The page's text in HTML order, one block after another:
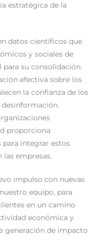
estratégica de la
datos científicos que
y sociales de
su consolidación.
efectiva sobre los
la confianza de los
proporciona
integrar estos
empresas.
impulso con nuevas
equipo, para
en un camino
económica y
generación de impacto